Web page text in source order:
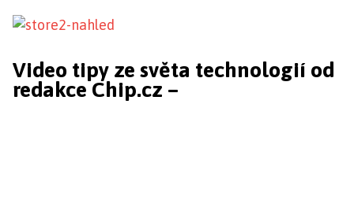
Video tipy ze světa technologií od
redakce Chip.cz –